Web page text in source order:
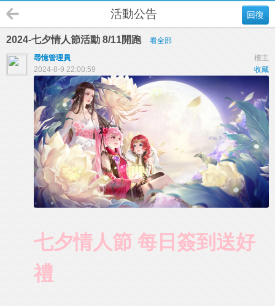
回復
活動公告
2024-七夕情人節活動 8/11開跑
看全部
樓主
尋憶管理員
收藏
2024-8-9 22:00:59
七夕情人節 每日簽到送好
禮